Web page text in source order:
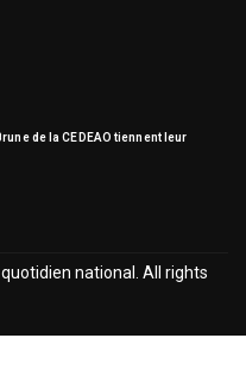
de la CEDEAO tiennent leur
national. All rights